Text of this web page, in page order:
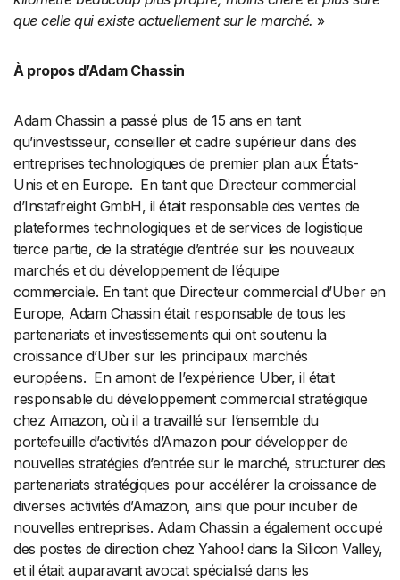
que celle qui existe actuellement sur le marché. »
À propos d’Adam Chassin
Adam Chassin a passé plus de 15 ans en tant
qu’investisseur, conseiller et cadre supérieur dans des
entreprises technologiques de premier plan aux États-
Unis et en Europe. En tant que Directeur commercial
d’Instafreight GmbH, il était responsable des ventes de
plateformes technologiques et de services de logistique
tierce partie, de la stratégie d’entrée sur les nouveaux
marchés et du développement de l’équipe
commerciale. En tant que Directeur commercial d’Uber en
Europe, Adam Chassin était responsable de tous les
partenariats et investissements qui ont soutenu la
croissance d’Uber sur les principaux marchés
européens. En amont de l’expérience Uber, il était
responsable du développement commercial stratégique
chez Amazon, où il a travaillé sur l’ensemble du
portefeuille d’activités d’Amazon pour développer de
nouvelles stratégies d’entrée sur le marché, structurer des
partenariats stratégiques pour accélérer la croissance de
diverses activités d’Amazon, ainsi que pour incuber de
nouvelles entreprises. Adam Chassin a également occupé
des postes de direction chez Yahoo! dans la Silicon Valley,
et il était auparavant avocat spécialisé dans les